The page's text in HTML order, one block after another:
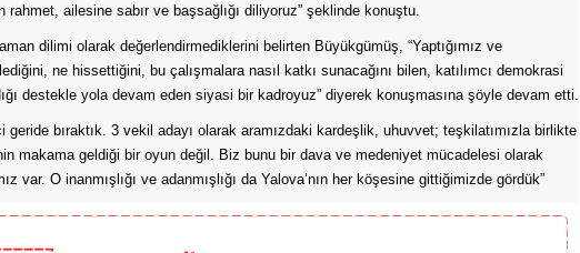
ailesine sabır ve başsağlığı diliyoruz” şeklinde konuştu.
dilimi olarak değerlendirmediklerini belirten Büyükgümüş, “Yaptığımız ve
ne hissettiğini, bu çalışmalara nasıl katkı sunacağını bilen, katılımcı demokrasi
destekle yola devam eden siyasi bir kadroyuz” diyerek konuşmasına şöyle devam etti.
geride bıraktık. 3 vekil adayı olarak aramızdaki kardeşlik, uhuvvet; teşkilatımızla birlikte
makama geldiği bir oyun değil. Biz bunu bir dava ve medeniyet mücadelesi olarak
var. O inanmışlığı ve adanmışlığı da Yalova’nın her köşesine gittiğimizde gördük”